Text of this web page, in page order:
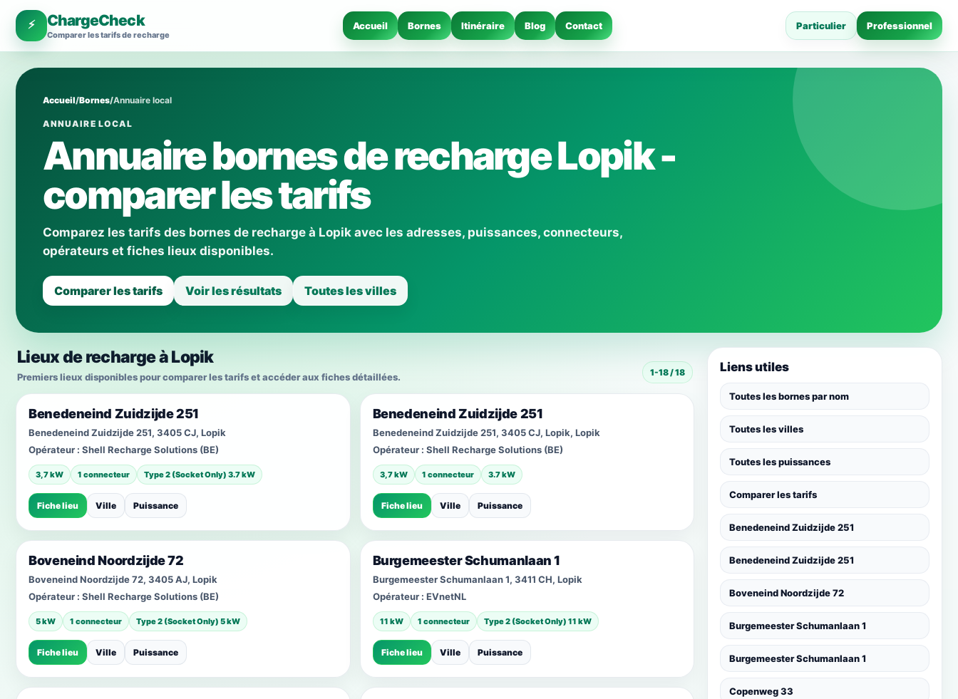
⚡ ChargeCheck
Comparer les tarifs de recharge
Accueil Bornes Itinéraire Blog Contact Particulier Professionnel
Accueil/Bornes/Annuaire local
ANNUAIRE LOCAL
Annuaire bornes de recharge Lopik -
comparer les tarifs
Comparez les tarifs des bornes de recharge à Lopik avec les adresses, puissances, connecteurs,
opérateurs et fiches lieux disponibles.
Comparer les tarifs Voir les résultats Toutes les villes
Lieux de recharge à Lopik
Premiers lieux disponibles pour comparer les tarifs et accéder aux fiches détaillées. 1-18 / 18
Benedeneind Zuidzijde 251
Benedeneind Zuidzijde 251, 3405 CJ, Lopik
Opérateur : Shell Recharge Solutions (BE)
3,7 kW 1 connecteur Type 2 (Socket Only) 3.7 kW
Fiche lieu Ville Puissance
Benedeneind Zuidzijde 251
Benedeneind Zuidzijde 251, 3405 CJ, Lopik, Lopik
Opérateur : Shell Recharge Solutions (BE)
3,7 kW 1 connecteur 3.7 kW
Fiche lieu Ville Puissance
Boveneind Noordzijde 72
Boveneind Noordzijde 72, 3405 AJ, Lopik
Opérateur : Shell Recharge Solutions (BE)
5 kW 1 connecteur Type 2 (Socket Only) 5 kW
Fiche lieu Ville Puissance
Burgemeester Schumanlaan 1
Burgemeester Schumanlaan 1, 3411 CH, Lopik
Opérateur : EVnetNL
11 kW 1 connecteur Type 2 (Socket Only) 11 kW
Fiche lieu Ville Puissance
Liens utiles
Toutes les bornes par nom
Toutes les villes
Toutes les puissances
Comparer les tarifs
Benedeneind Zuidzijde 251
Benedeneind Zuidzijde 251
Boveneind Noordzijde 72
Burgemeester Schumanlaan 1
Burgemeester Schumanlaan 1
Copenweg 33